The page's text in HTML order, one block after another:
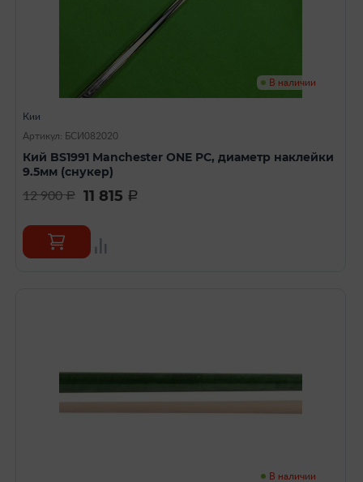
В наличии
Кии
Артикул: БСИ082020
Кий BS1991 Manchester ONE PC, диаметр наклейки
9.5мм (снукер)
12 900a 11 815 a
В наличии